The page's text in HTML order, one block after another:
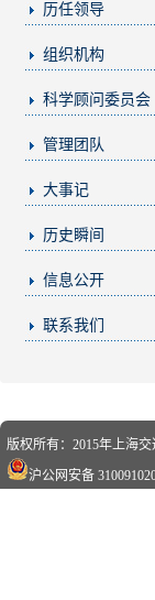
历任领导
组织机构
科学顾问委员会
管理团队
大事记
历史瞬间
信息公开
联系我们
版权所有：2015年上海
沪公网安备